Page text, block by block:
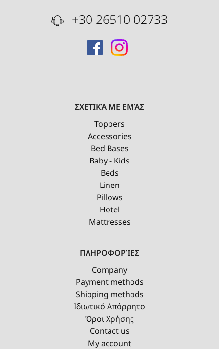
+30 26510 02733
ΣΧΕΤΙΚΆ ΜΕ ΕΜΆΣ
Toppers
Accessories
Bed Bases
Baby - Kids
Beds
Linen
Pillows
Hotel
Mattresses
ΠΛΗΡΟΦΟΡΊΕΣ
Company
Payment methods
Shipping methods
Ιδιωτικό Απόρρητο
Όροι Χρήσης
Contact us
My account